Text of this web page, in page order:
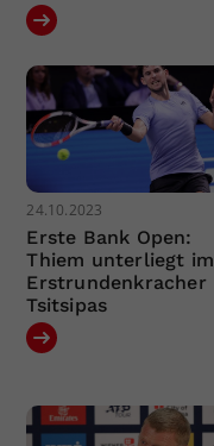
24.10.2023
Erste Bank Open:
Thiem unterliegt im
Erstrundenkracher
Tsitsipas